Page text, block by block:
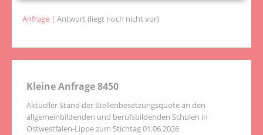
Anfrage | Antwort (liegt noch nicht vor)
Kleine Anfrage 8450
Aktueller Stand der Stellenbesetzungsquote an den
allgemeinbildenden und berufsbildenden Schulen in
Ostwestfalen-Lippe zum Stichtag 01.06.2026